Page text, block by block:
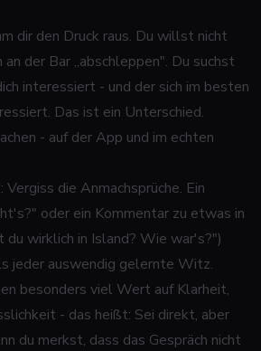
dir den Druck raus. Du willst nicht
der Bar „abschleppen". Du suchst
interessiert - und der sich im besten
Das ist ein Unterschied.
- auf der App und im echten
die Anmachsprüche. Ein
oder ein Kommentar zu etwas in
du wirklich in Island? Wie war's?")
jeder auswendig gelernte Witz.
besonders viel Wert auf Klarheit,
- das heißt: Sei direkt, aber
du merkst, dass das Gespräch nicht